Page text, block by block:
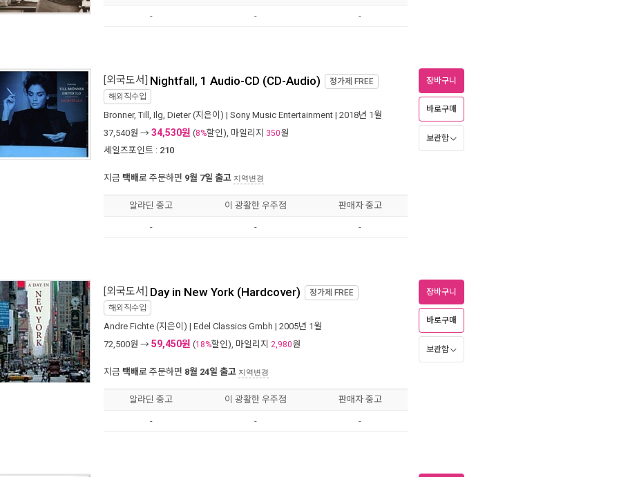
- - -
[외국도서] Nightfall, 1 Audio-CD (CD-Audio) 정가제 FREE
해외직수입
Bronner, Till , Ilg, Dieter(지은이) | Sony Music Entertainment | 2018년 1월
37,540원 → 34,530원 (8%할인), 마일리지 350원
세일즈포인트 : 210
지금 택배로 주문하면 9월 7일 출고 지역변경
장바구니
바로구매
보관함
알라딘 중고 이 광활한 우주점 판매자 중고
- - -
[외국도서] Day in New York (Hardcover) 정가제 FREE
해외직수입
Andre Fichte (지은이) | Edel Classics Gmbh | 2005년 1월
72,500원 → 59,450원 (18%할인), 마일리지 2,980원
지금 택배로 주문하면 8월 24일 출고 지역변경
장바구니
바로구매
보관함
알라딘 중고 이 광활한 우주점 판매자 중고
- - -